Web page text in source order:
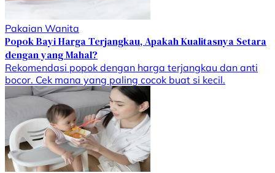
Pakaian Wanita
Popok Bayi Harga Terjangkau, Apakah Kualitasnya Setara
dengan yang Mahal?
Rekomendasi popok dengan harga terjangkau dan anti
bocor. Cek mana yang paling cocok buat si kecil.